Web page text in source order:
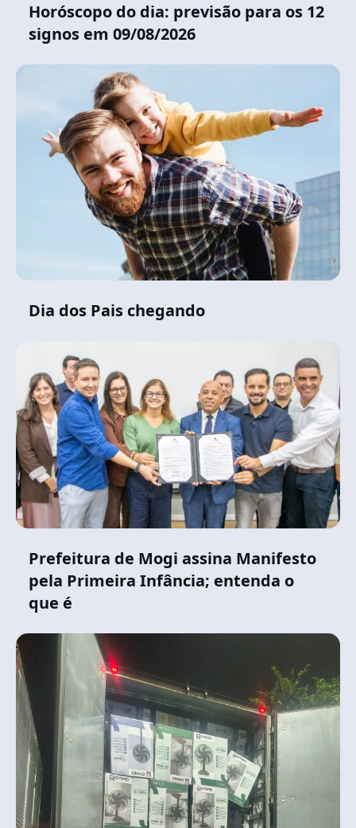
Horóscopo do dia: previsão para os 12
signos em 09/08/2026
Dia dos Pais chegando
Prefeitura de Mogi assina Manifesto
pela Primeira Infância; entenda o
que é